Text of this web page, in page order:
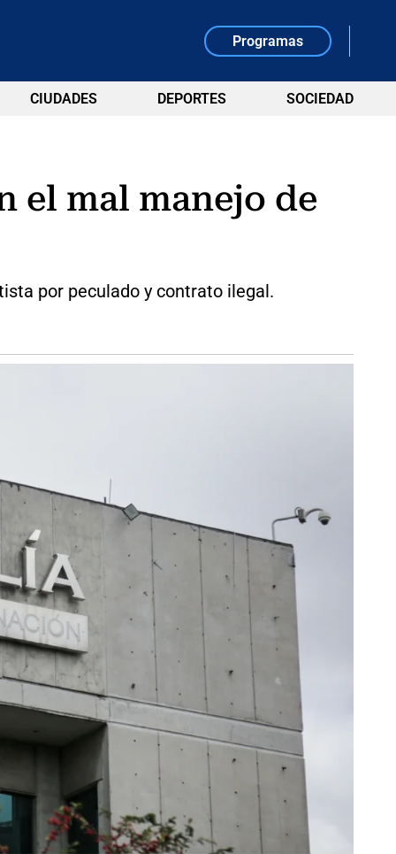
Programas
CIUDADES DEPORTES SOCIEDAD
el mal manejo de
por peculado y contrato ilegal.